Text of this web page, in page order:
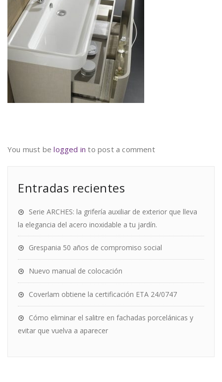
You must belogged in to post a comment
Entradas recientes
Serie ARCHES: la grifería auxiliar de exterior que lleva
la elegancia del acero inoxidable a tu jardín.
Grespania 50 años de compromiso social
Nuevo manual de colocación
Coverlam obtiene la certificación ETA 24/0747
Cómo eliminar el salitre en fachadas porcelánicas y
evitar que vuelva a aparecer